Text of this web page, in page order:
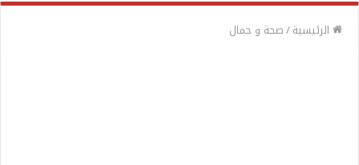
الرئيسية/صحة و جمال